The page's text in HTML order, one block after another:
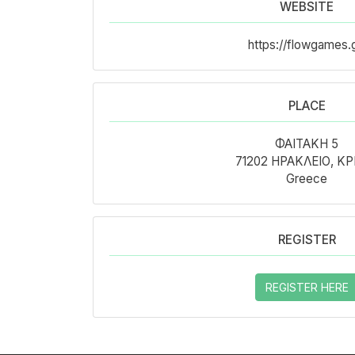
WEBSITE
https://
PLACE
ΦΑΙΤΑΚΗ 5
71202 ΗΡΑΚΛΕΙΟ,
Greece
REGISTER
REGISTER HERE